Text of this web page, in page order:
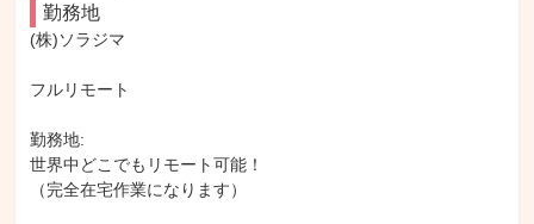
勤務地
(株)ソラジマ
フルリモート
勤務地:
世界中どこでもリモート可能！
（完全在宅作業になります）